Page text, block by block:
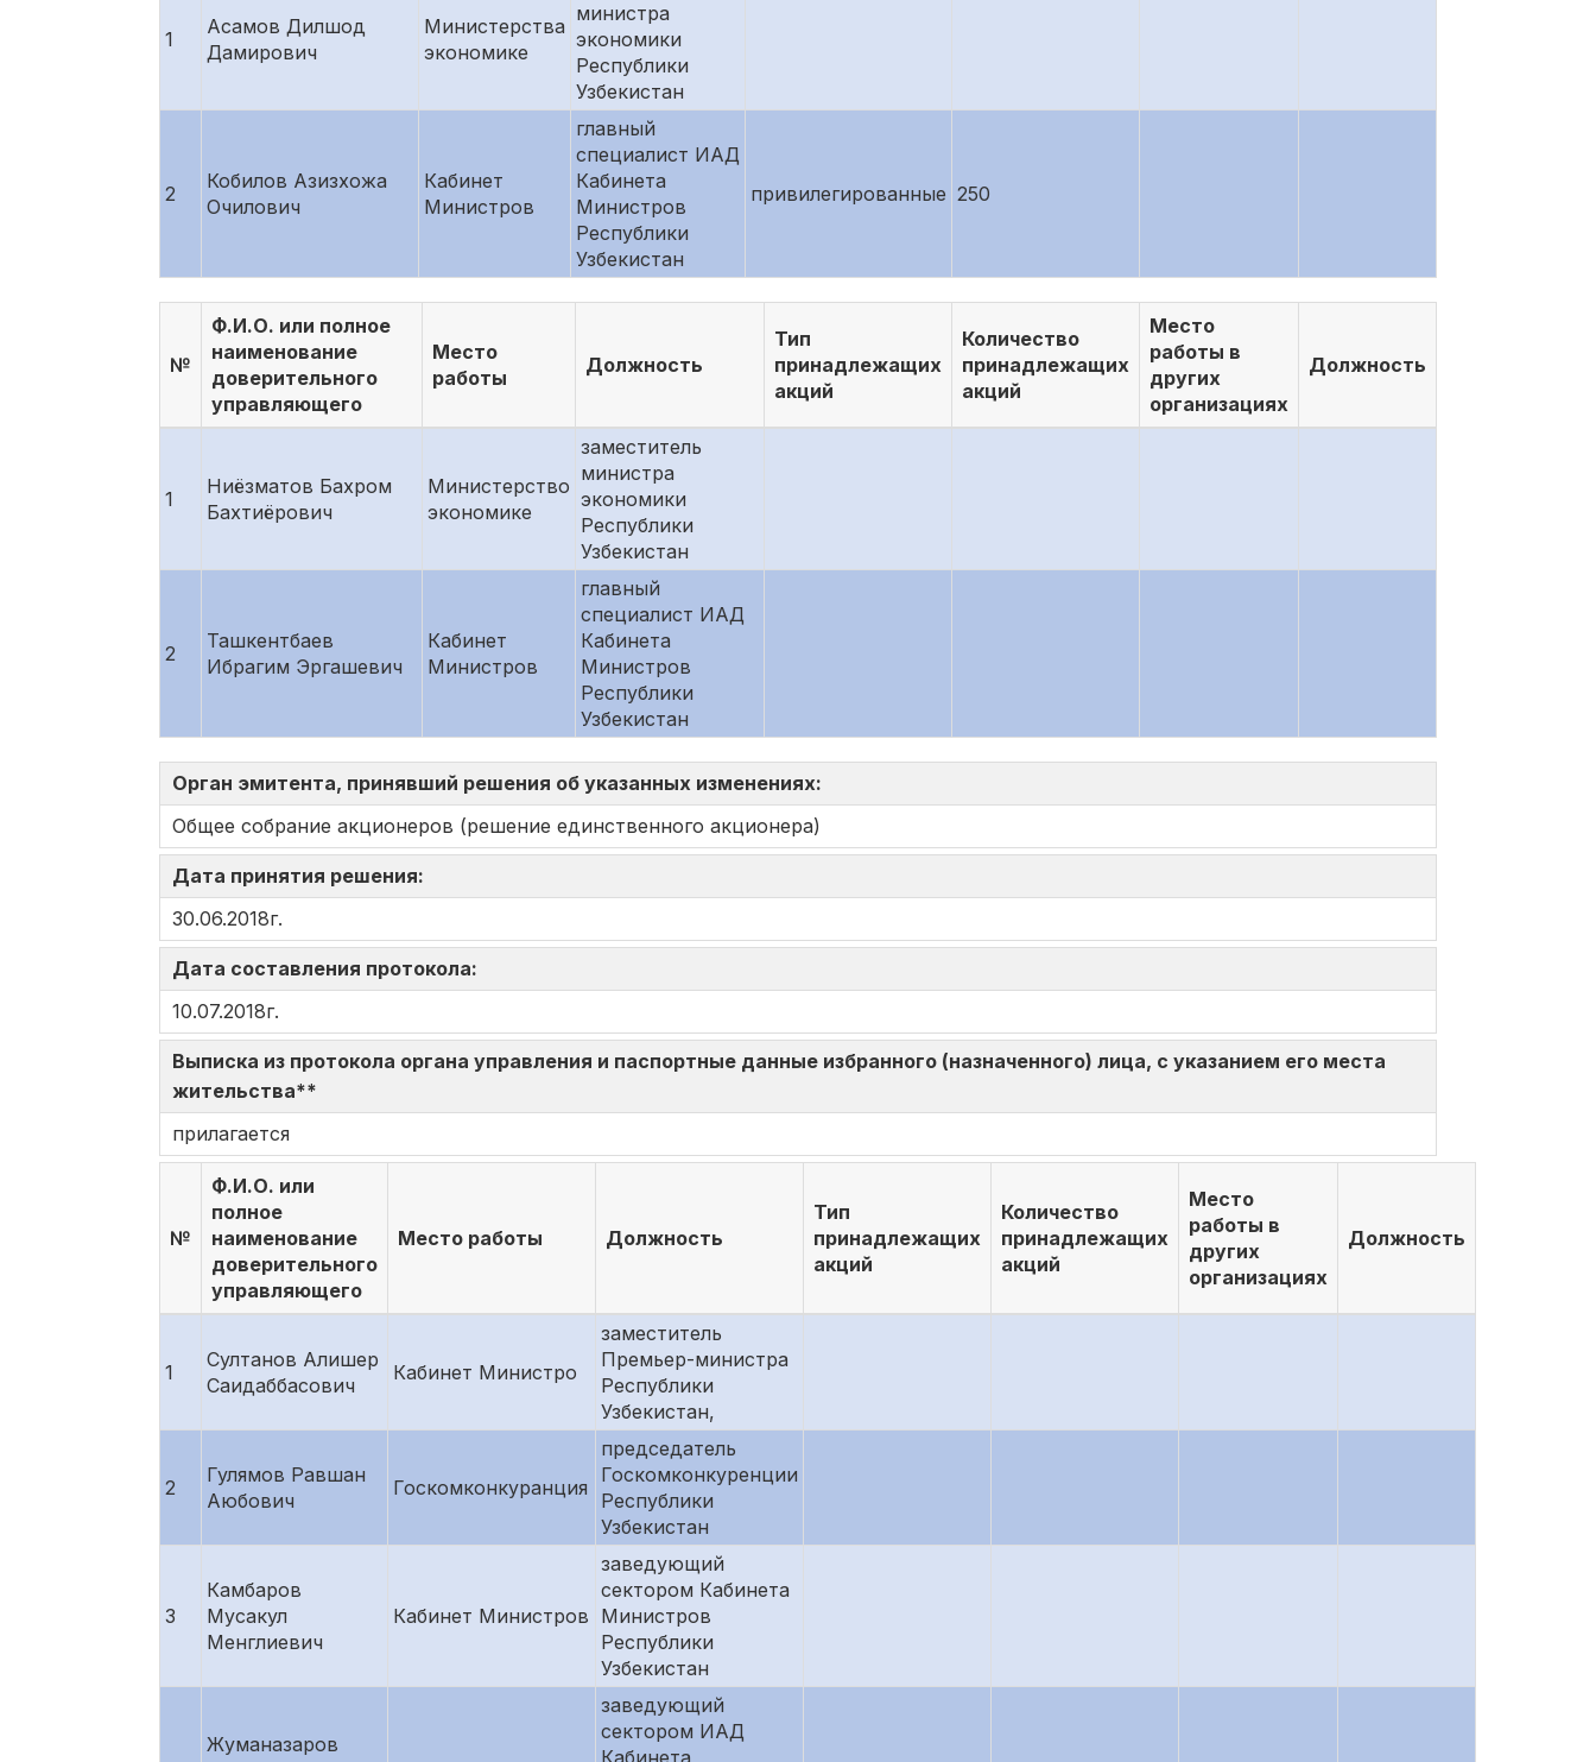
1
Асамов Дилшод
Дамирович
Министерства
экономике
министра
экономики
Республики
Узбекистан
2
Кобилов Азизхожа
Очилович
Кабинет
Министров
главный
специалист ИАД
Кабинета
Министров
Республики
Узбекистан
привилегированные 250
№
Ф.И.О. или полное
наименование
доверительного
управляющего
Место
работы
Должность
Тип
принадлежащих
акций
Количество
принадлежащих
акций
Место
работы в
других
организациях
Должность
1
Ниёзматов Бахром
Бахтиёрович
Министерство
экономике
заместитель
министра
экономики
Республики
Узбекистан
2
Ташкентбаев
Ибрагим Эргашевич
Кабинет
Министров
главный
специалист ИАД
Кабинета
Министров
Республики
Узбекистан
Орган эмитента, принявший решения об указанных изменениях:
Общее собрание акционеров (решение единственного акционера)
Дата принятия решения:
30.06.2018г.
Дата составления протокола:
10.07.2018г.
Выписка из протокола органа управления и паспортные данные избранного (назначенного) лица, с указанием его места
жительства**
прилагается
№
Ф.И.О. или
полное
наименование
доверительного
управляющего
Место работы Должность
Тип
принадлежащих
акций
Количество
принадлежащих
акций
Место
работы в
других
организациях
Должность
1
Султанов Алишер
Саидаббасович
Кабинет Министро
заместитель
Премьер-министра
Республики
Узбекистан,
2
Гулямов Равшан
Аюбович
Госкомконкуранция
председатель
Госкомконкуренции
Республики
Узбекистан
3
Камбаров
Мусакул
Менглиевич
Кабинет Министров
заведующий
сектором Кабинета
Министров
Республики
Узбекистан
Жуманазаров
заведующий
сектором ИАД
Кабинета